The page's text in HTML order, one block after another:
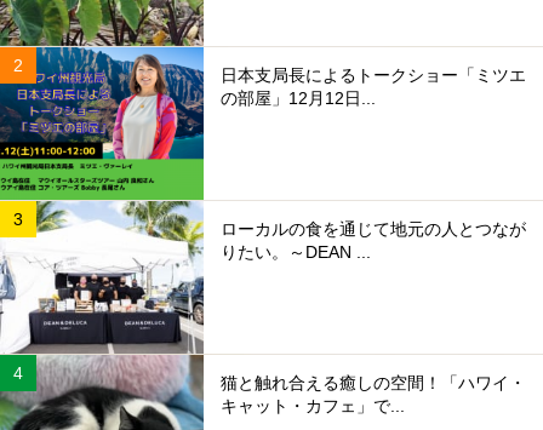
日本支局長によるトークショー「ミツエ
の部屋」12月12日...
ローカルの食を通じて地元の人とつなが
りたい。～DEAN ...
猫と触れ合える癒しの空間！「ハワイ・
キャット・カフェ」で...